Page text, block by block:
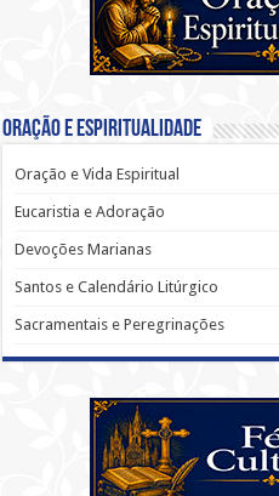
Oração e Espiritualidade
Oração e Vida Espiritual
Eucaristia e Adoração
Devoções Marianas
Santos e Calendário Litúrgico
Sacramentais e Peregrinações